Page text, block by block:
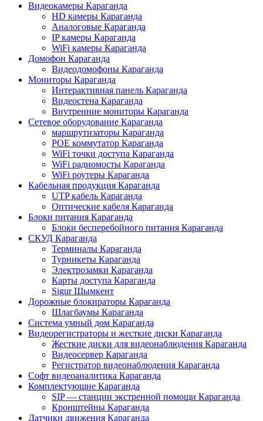
Видеокамеры Караганда
HD камеры Караганда
Аналоговые Караганда
IP камеры Караганда
WiFi камеры Караганда
Домофон Караганда
Видеодомофоны Караганда
Мониторы Караганда
Интерактивная панель Караганда
Видеостена Караганда
Внутренние мониторы Караганда
Сетевое оборудование Караганда
маршрутизаторы Караганда
POE коммутатор Караганда
WiFi точки доступа Караганда
WiFi радиомосты Караганда
WiFi роутеры Караганда
Кабельная продукция Караганда
UTP кабель Караганда
Оптические кабеля Караганда
Блоки питания Караганда
Блоки бесперебойного питания Караганда
СКУД Караганда
Терминалы Караганда
Турникеты Караганда
Электрозамки Караганда
Карты доступа Караганда
Sigur Шымкент
Дорожные блокираторы Караганда
Шлагбаумы Караганда
Система умный дом Караганда
Видеорегистраторы и жесткие диски Караганда
Жесткие диски для видеонаблюдения Караганда
Видеосервер Караганда
Регистратор видеонаблюдения Караганда
Софт видеоаналитика Караганда
Комплектующие Караганда
SIP — станции экстренной помощи Караганда
Кронштейны Караганда
Датчики движения Караганда